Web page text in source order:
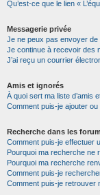
Qu’est-ce que le lien «
Messagerie privée
Je ne peux pas envoyer
Je continue à recevoir des
J’ai reçu un courrier
Amis et ignorés
À quoi sert ma liste d’amis
Comment puis-je ajouter ou
Recherche dans les
Comment puis-je effectuer
Pourquoi ma recherche ne
Pourquoi ma recherche
Comment puis-je
Comment puis-je retrouver